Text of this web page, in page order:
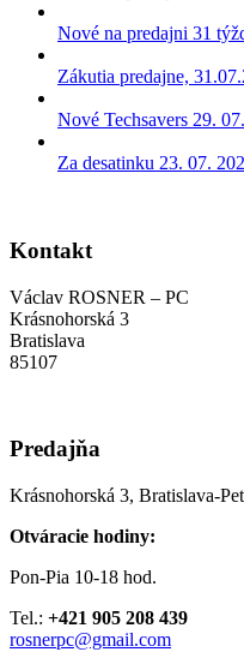
Nové na predajni 31
Zákutia predajne,
Nové Techsavers 29.
Za desatinku 23. 07.
Kontakt
Václav ROSNER – PC
Krásnohorská 3
Bratislava
85107
Predajňa
Krásnohorská 3, Bratislava-
Otváracie hodiny:
Pon-Pia 10-18 hod.
Tel.: +421 905 208 439
rosnerpc@gmail.com